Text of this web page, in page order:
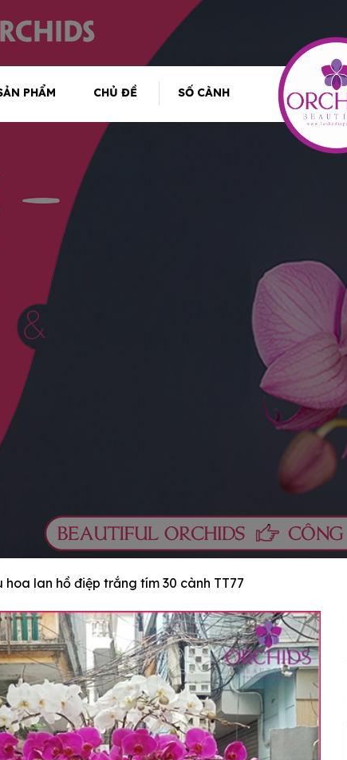
PHẨM CHỦ ĐỀ SỐ CÀNH
hoa lan hồ điệp trắng tím 30 cành TT77